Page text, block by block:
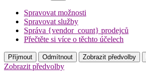
Spravovat možnosti
Spravovat služby
Správa {vendor_count} prodejců
Přečtěte si více o těchto účelech
Příjmout Odmítnout Zobrazit předvolby
Zobrazit předvolby